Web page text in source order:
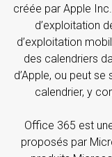
créée par Apple
d’exploitation
d’exploitation
des calendriers
d’Apple, ou peut
calendrier, y
Office 365 est
proposés par